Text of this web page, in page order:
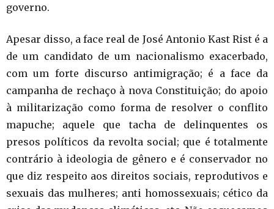
governo.
Apesar disso, a face real de José Antonio Kast Rist é a
de um candidato de um nacionalismo exacerbado,
com um forte discurso antimigração; é a face da
campanha de rechaço à nova Constituição; do apoio
à militarização como forma de resolver o conflito
mapuche; aquele que tacha de delinquentes os
presos políticos da revolta social; que é totalmente
contrário à ideologia de gênero e é conservador no
que diz respeito aos direitos sociais, reprodutivos e
sexuais das mulheres; anti homossexuais; cético da